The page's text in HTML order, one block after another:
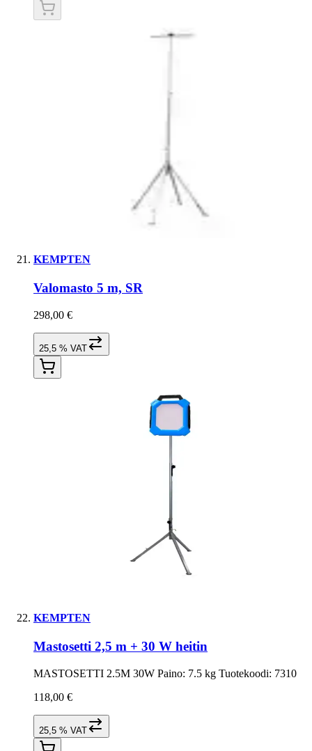
KEMPTEN
Valomasto 5 m, SR
298,00 €
25,5 % VAT
KEMPTEN
Mastosetti 2,5 m + 30 W heitin
MASTOSETTI 2.5M 30W Paino: 7.5 kg Tuotekoodi: 7310
118,00 €
25,5 % VAT